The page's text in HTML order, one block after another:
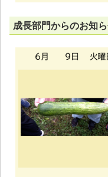
成長部門からのお知